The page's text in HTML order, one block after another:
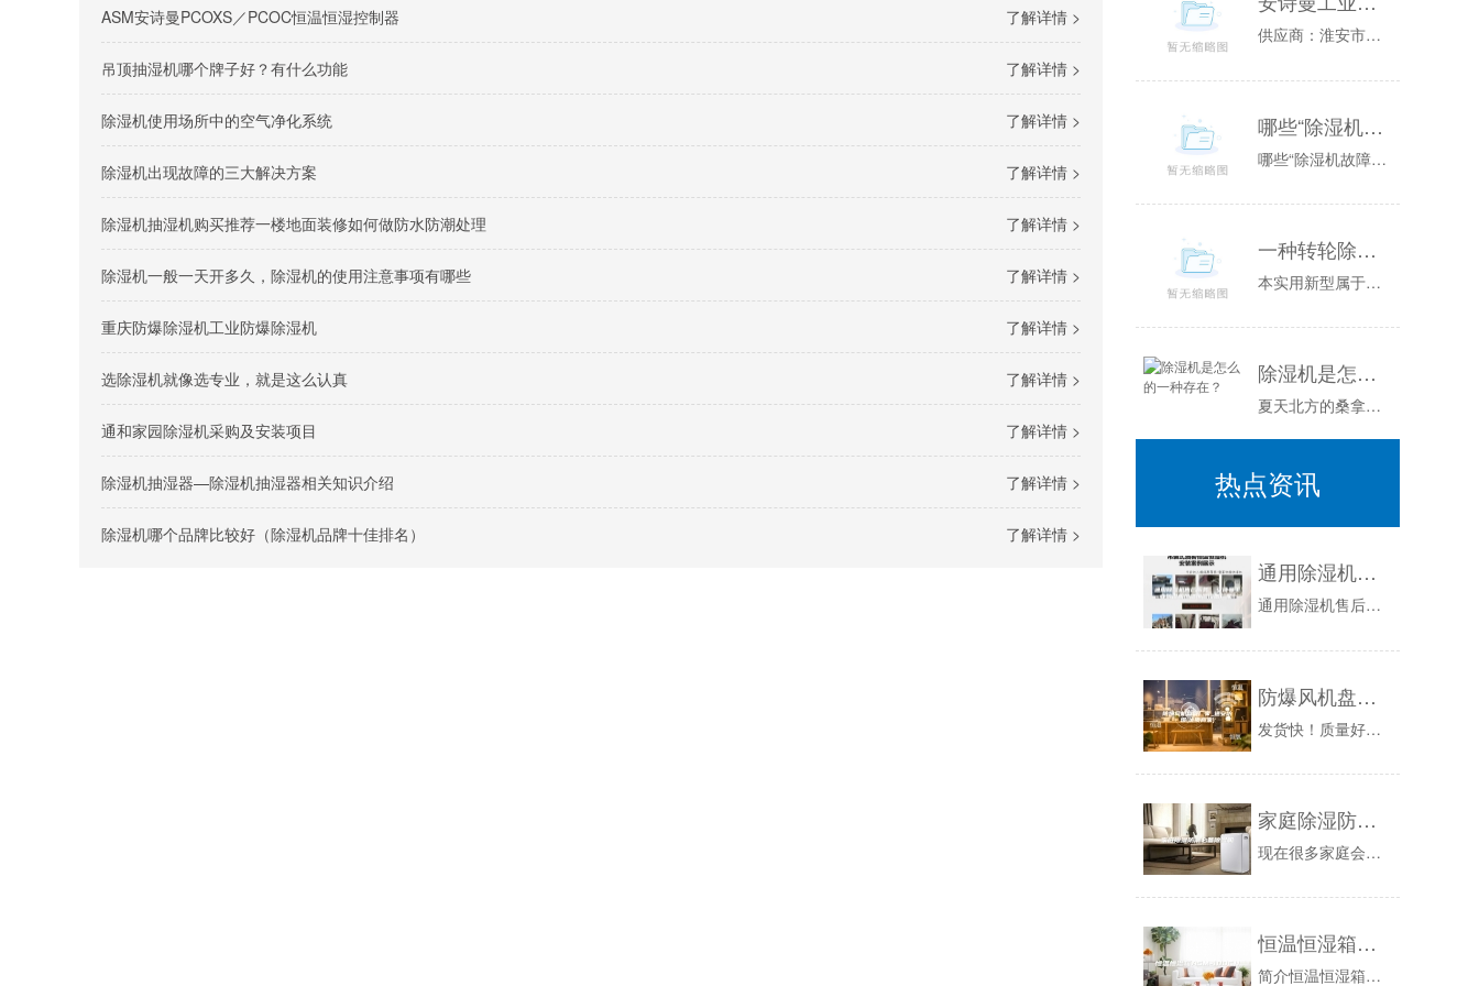
了解详情 >
ASM安诗曼PCOXS／PCOC恒温恒湿控制器
了解详情 >
吊顶抽湿机哪个牌子好？有什么功能
了解详情 >
除湿机使用场所中的空气净化系统
了解详情 >
除湿机出现故障的三大解决方案
了解详情 >
除湿机抽湿机购买推荐一楼地面装修如何做防水防潮处理
了解详情 >
除湿机一般一天开多久，除湿机的使用注意事项有哪些
了解详情 >
重庆防爆除湿机工业防爆除湿机
了解详情 >
选除湿机就像选专业，就是这么认真
了解详情 >
通和家园除湿机采购及安装项目
了解详情 >
除湿机抽湿器—除湿机抽湿器相关知识介绍
了解详情 >
除湿机哪个品牌比较好（除湿机品牌十佳排名）
供应商：淮安市普咨询电话：联系人：公司简介:淮安市普位于江苏省淮安市，是一家开发、生产各类环境的高科技企业，能够为您提供可靠性测试方面的全套...
哪些“除湿机故障”是正常的？
哪些“除湿机故障”是正常的？由于梅雨季节和夏季的到来，除湿机的使用也越发的频繁，但是在使用过程中，很多朋友总觉得家里的除湿机出现了故障需要修...
一种转轮除湿机组的制作方法
本实用新型属于电器设备技术领域，涉及一种转轮除湿机组。背景技术：除湿装置是用来降低空气中湿度的装置，一般可分为民用除湿机和工业除湿机两大类。...
除湿机是怎么的一种存在？
夏天北方的桑拿天是常客空气湿度大温度高整个人都闷的喘不过气比起桑拿天干晒还算是好受的而南方空气湿都很高空调工作原理舒适一般用“凉爽”这个词来...
热点资讯
通用除湿机售后服务 安诗曼工业除湿机恒温恒湿设备厂家！
通用除湿机售后维修电话:5298+6166公司本着十多年维修经验，拥有一支稳定、、过硬的维修队伍，维修GE通用除湿机，维修不除湿，不通电，通...
防爆风机盘管厂家_通安防爆(优质商家)
发货快！质量好！买防爆空调，就到南阳找！！！明装风机盘管的使用要求1，机组使用冷水时应不低于5℃，以防止结露；热水不高于80℃（常用60℃）...
家庭除湿防潮必备除湿机
现在很多家庭会购买除湿机来除湿防潮，一般厕所和厨房特别容易潮湿，如果不及时除去湿气，久而久之容易发生霉变，滋生细菌，还会产生很浓的异味，影响...
恒温恒湿箱ASM-100CH
简介恒温恒湿箱有着精确的温度和湿度控制系统，它为产业研究、生物技术测试提供所需要的各种模拟环境条件。可广泛适用于药物、纺织、食品加工等无菌试...